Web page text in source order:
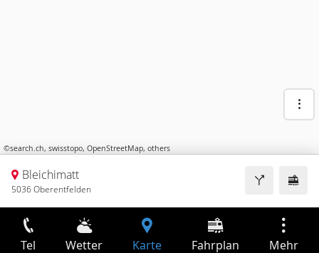
©search.ch, swisstopo, OpenStreetMap, others
Bleichimatt
5036 Oberentfelden
Tel Wetter Karte Fahrplan Mehr